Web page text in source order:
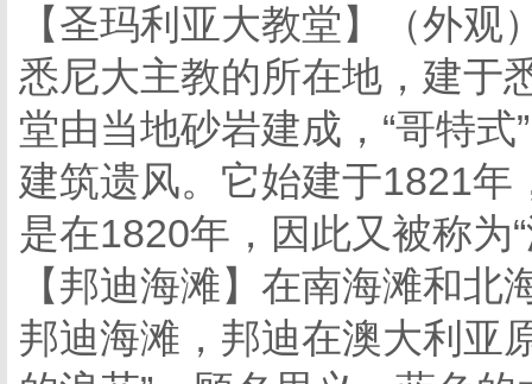
【圣玛利亚大教堂】（外
悉尼大主教的所在地，建于
堂由当地砂岩建成，“哥特
建筑遗风。它始建于1821
是在1820年，因此又被称为
【邦迪海滩】在南海滩和
邦迪海滩，邦迪在澳大利亚